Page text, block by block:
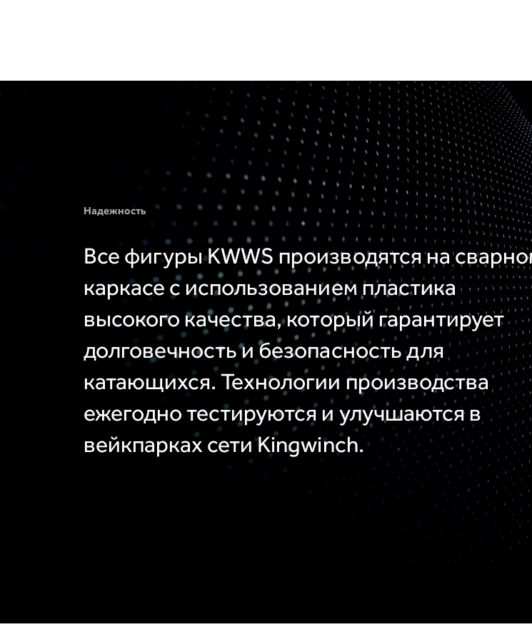
Надежность
Все фигуры KWWS производятся на
каркасе с использованием пластика
высокого качества, который гарантирует
долговечность и безопасность для
катающихся. Технологии производства
ежегодно тестируются и улучшаются в
вейкпарках сети Kingwinch.